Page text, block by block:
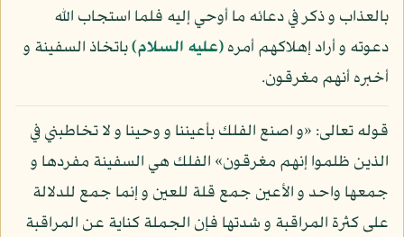
بالعذاب و ذكر في دعائه ما أوحي إليه فلما استجاب الله
دعوته و أراد إهلاكهم أمره(عليه السلام)باتخاذ السفينة و
أخبره أنهم مغرقون.
قوله تعالى: «و اصنع الفلك بأعيننا و وحينا و لا تخاطبني في
الذين ظلموا إنهم مغرقون» الفلك هي السفينة مفردها و
جمعها واحد و الأعين جمع قلة للعين و إنما جمع للدلالة
على كثرة المراقبة و شدتها فإن الجملة كناية عن المراقبة